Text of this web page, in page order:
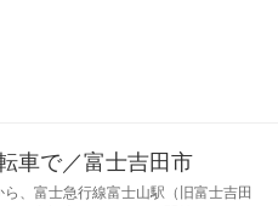
車で／富士吉田市
、富士急行線富士山駅（旧富士吉田